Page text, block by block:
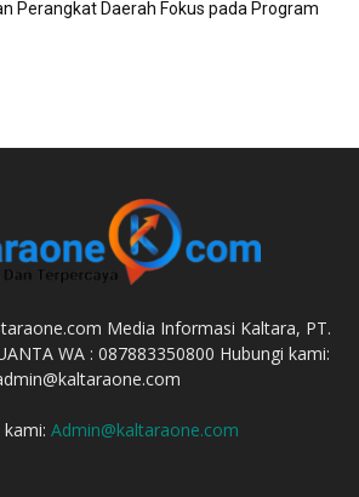
Perangkat Daerah Fokus pada Program
Media Informasi Kaltara, PT.
WA : 087883350800 Hubungi kami:
kami: Admin@kaltaraone.com